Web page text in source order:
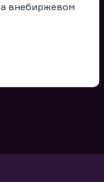
внебиржевом